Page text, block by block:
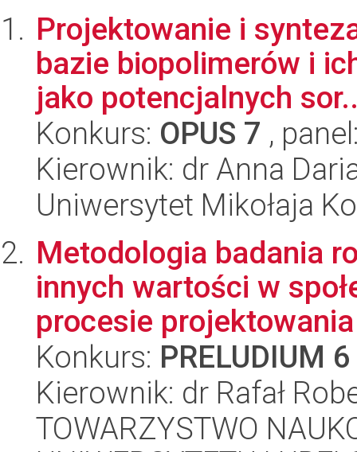
Projektowanie i
bazie biopolimerów i
jako potencjalnych
Konkurs: OPUS 7 ,
Kierownik: dr Anna
Uniwersytet Mikołaja
Metodologia badania
innych wartości w
procesie projektowania
Konkurs: PRELUDIUM 6
Kierownik: dr Rafał
TOWARZYSTWO